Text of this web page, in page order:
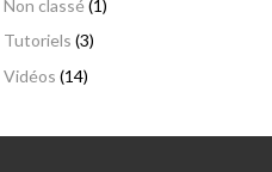
Non classé (1)
Tutoriels (3)
Vidéos (14)